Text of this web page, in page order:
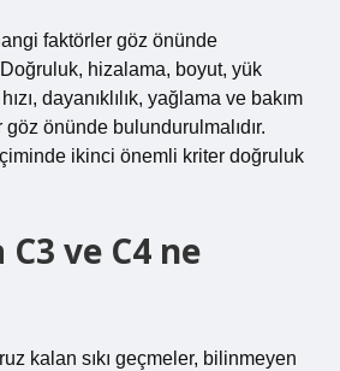
faktörler göz önünde
Doğruluk, hizalama, boyut, yük
dayanıklılık, yağlama ve bakım
önünde bulundurulmalıdır.
ikinci önemli kriter doğruluk
ve C4 ne
kalan sıkı geçmeler, bilinmeyen